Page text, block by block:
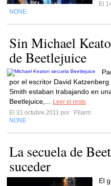
El
NONE
Sin Michael
de Beetlejuice
por el escritor David
Smith estaban trabajando en
Beetlejuice,...
Leer el resto
El 31 octubre 2011 por
Pilarm
NONE
La secuela de
suceder
El